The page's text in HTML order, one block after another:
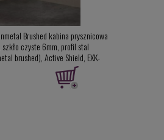
Brushed kabina prysznicowa
czyste 6mm, profil stal
brushed), Active Shield, EXK-